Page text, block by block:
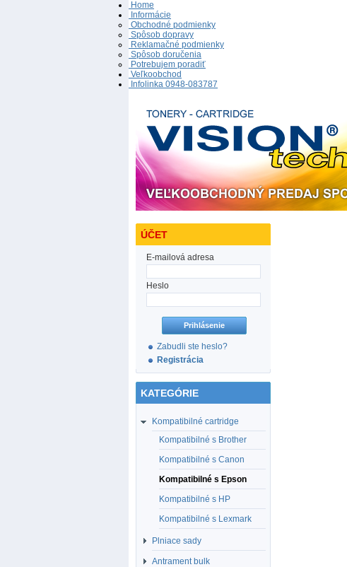
Home
Informácie
Obchodné podmienky
Spôsob dopravy
Reklamačné podmienky
Spôsob doručenia
Potrebujem poradiť
Veľkoobchod
Infolinka 0948-083787
ÚČET
E-mailová adresa
Heslo
Zabudli ste heslo?
Registrácia
KATEGÓRIE
Kompatibilné cartridge
Kompatibilné s Brother
Kompatibilné s Canon
Kompatibilné s Epson
Kompatibilné s HP
Kompatibilné s Lexmark
Plniace sady
Antrament bulk